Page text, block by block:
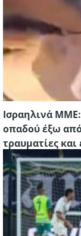
Ισραηλινά
οπαδού έξω
τραυματίες